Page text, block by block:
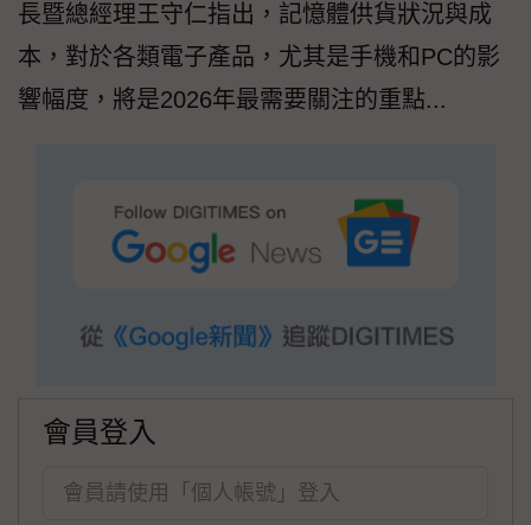
長暨總經理王守仁指出，記憶體供貨狀況與成
本，對於各類電子產品，尤其是手機和PC的影
響幅度，將是2026年最需要關注的重點...
會員登入